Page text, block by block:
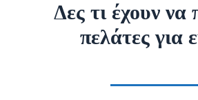
Δες τι έχουν να
πελάτες για